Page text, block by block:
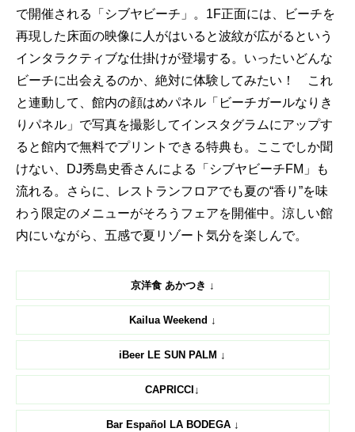
で開催される「シブヤビーチ」。1F正面には、ビーチを
再現した床面の映像に人がはいると波紋が広がるという
インタラクティブな仕掛けが登場する。いったいどんな
ビーチに出会えるのか、絶対に体験してみたい！ これ
と連動して、館内の顔はめパネル「ビーチガールなりき
りパネル」で写真を撮影してインスタグラムにアップす
ると館内で無料でプリントできる特典も。ここでしか聞
けない、DJ秀島史香さんによる「シブヤビーチFM」も
流れる。さらに、レストランフロアでも夏の“香り”を味
わう限定のメニューがそろうフェアを開催中。涼しい館
内にいながら、五感で夏リゾート気分を楽しんで。
京洋食 あかつき ↓
Kailua Weekend ↓
iBeer LE SUN PALM ↓
CAPRICCI↓
Bar Español LA BODEGA ↓